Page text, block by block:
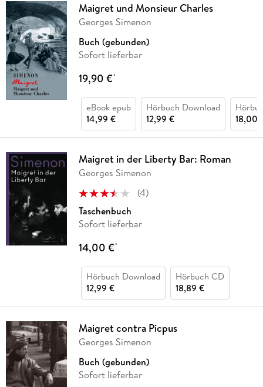
Maigret und Monsieur Charles
Georges Simenon
Buch (gebunden)
Sofort lieferbar
19,90 €*
eBook epub
14,99 €
Hörbuch Download
12,99 €
18,00
Maigret in der Liberty Bar: Roman
Georges Simenon
(4)
Taschenbuch
Sofort lieferbar
14,00 €*
Hörbuch Download
12,99 €
Hörbuch CD
18,89 €
Maigret contra Picpus
Georges Simenon
Buch (gebunden)
Sofort lieferbar